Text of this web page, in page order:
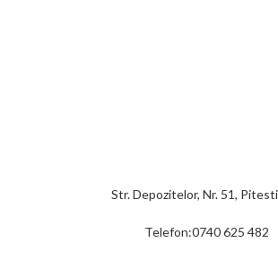
Str. Depozitelor, Nr. 51,
Telefon:0740 625 482